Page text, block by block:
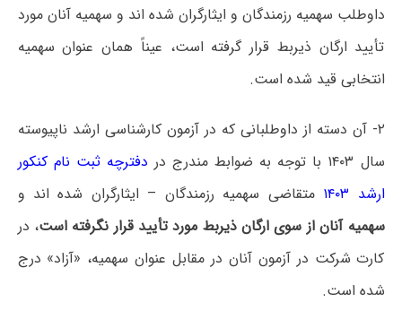
داوطلب سهمیه رزمندگان و ایثارگران شده اند و سهمیه آنان مورد
تأیید ارگان ذیربط قرار گرفته است، عیناً همان عنوان سهمیه
انتخابی قید شده است.
۲- آن دسته از داوطلبانی که در آزمون کارشناسی ارشد ناپیوسته
سال ۱۴۰۳ با توجه به ضوابط مندرج در
دفترچه ثبت نام کنکور
ارشد ۱۴۰۳
متقاضی سهمیه رزمندگان – ایثارگران شده اند و
سهمیه آنان از سوی ارگان ذیربط مورد تأیید قرار نگرفته است، در
کارت شرکت در آزمون آنان در مقابل عنوان سهمیه، «آزاد» درج
شده است.